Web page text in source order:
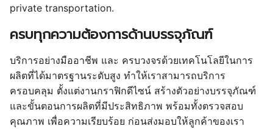
private transportation.
ครบทุกความต้องการด้านบรรจุภัณฑ์
บริการอย่างมืออาชีพ และ ครบวงจรด้วยเทคโนโลยีในการ
ผลิตที่ได้มาตรฐานระดับสูง ทำให้เราสามารถบริการ
ครอบคลุม ตั้งแต่งานกราฟิกดีไซน์ สร้างตัวอย่างบรรจุภัณฑ์
และขั้นตอนการผลิตที่มีประสิทธิภาพ พร้อมทั้งตรวจสอบ
คุณภาพ เพื่อความเรียบร้อย ก่อนส่งมอบให้ลูกค้าของเรา